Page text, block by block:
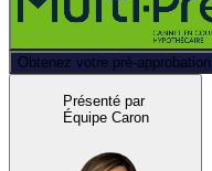
Obtenez votre pré-approbation
Présenté par
Équipe Caron